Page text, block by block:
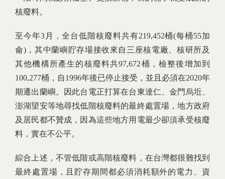
核廢料。
至今年3月，全台低階核廢料共有219,452桶(每桶55加
侖)，其中蘭嶼貯存場接收來自三座核電廠、核研所及
其他機構所產生的核廢料共97,672桶，檢整後增加到
100,277桶，自1996年後已停止接受，並且必須在2020年
期遷出蘭嶼。因此台電正打算在台東達仁、金門烏坵、
澎湖望安等地尋找低階核廢料的最終處置場，地方政府
及居民都不贊成，因為這些地方用電最少卻須承受核廢
料，實在不公平。
綜合上述，不管低階或高階核廢料，在台灣都很難找到
最終處置場，且貯存期間都必須消耗額外的電力、資